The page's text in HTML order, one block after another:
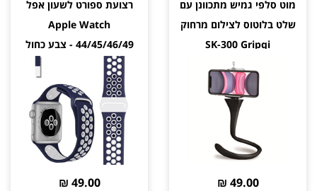
מוט סלפי גמיש מתכוונן עם
שלט בלוטוס לצילום מרחוק
SK-300 Gripqi
מגיע עם שלט לצילום מרחוק
49.00 ₪
רצועת ספורט לשעון אפל
Apple Watch
44/45/46/49 - צבע כחול
49.00 ₪